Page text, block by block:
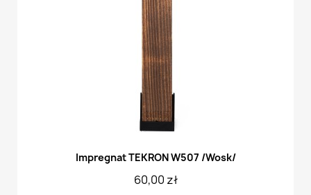
Impregnat TEKRON W507 /Wosk/
60,00 zł